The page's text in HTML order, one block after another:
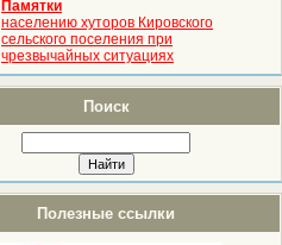
Памятки
населению хуторов Кировского
сельского поселения при
чрезвычайных ситуациях
Поиск
Полезные ссылки